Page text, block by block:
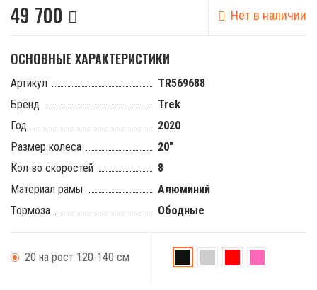
49 700 Нет в наличии
ОСНОВНЫЕ ХАРАКТЕРИСТИКИ
Артикул
TR569688
Бренд
Trek
Год
2020
Размер колеса
20"
Кол-во скоростей
8
Материал рамы
Алюминий
Тормоза
Ободные
20 на рост 120-140 см